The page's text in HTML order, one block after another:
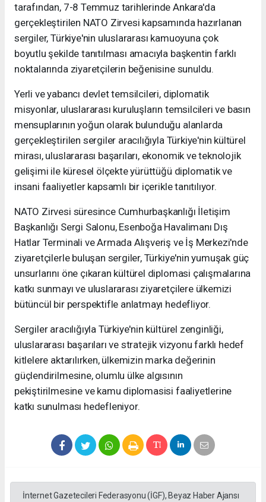
tarafından, 7-8 Temmuz tarihlerinde Ankara'da
gerçekleştirilen NATO Zirvesi kapsamında hazırlanan
sergiler, Türkiye'nin uluslararası kamuoyuna çok
boyutlu şekilde tanıtılması amacıyla başkentin farklı
noktalarında ziyaretçilerin beğenisine sunuldu.
Yerli ve yabancı devlet temsilcileri, diplomatik
misyonlar, uluslararası kuruluşların temsilcileri ve basın
mensuplarının yoğun olarak bulunduğu alanlarda
gerçekleştirilen sergiler aracılığıyla Türkiye'nin kültürel
mirası, uluslararası başarıları, ekonomik ve teknolojik
gelişimi ile küresel ölçekte yürüttüğü diplomatik ve
insani faaliyetler kapsamlı bir içerikle tanıtılıyor.
NATO Zirvesi süresince Cumhurbaşkanlığı İletişim
Başkanlığı Sergi Salonu, Esenboğa Havalimanı Dış
Hatlar Terminali ve Armada Alışveriş ve İş Merkezi'nde
ziyaretçilerle buluşan sergiler, Türkiye'nin yumuşak güç
unsurlarını öne çıkaran kültürel diplomasi çalışmalarına
katkı sunmayı ve uluslararası ziyaretçilere ülkemizi
bütüncül bir perspektifle anlatmayı hedefliyor.
Sergiler aracılığıyla Türkiye'nin kültürel zenginliği,
uluslararası başarıları ve stratejik vizyonu farklı hedef
kitlelere aktarılırken, ülkemizin marka değerinin
güçlendirilmesine, olumlu ülke algısının
pekiştirilmesine ve kamu diplomasisi faaliyetlerine
katkı sunulması hedefleniyor.
İnternet Gazetecileri Federasyonu (İGF), Beyaz Haber Ajansı